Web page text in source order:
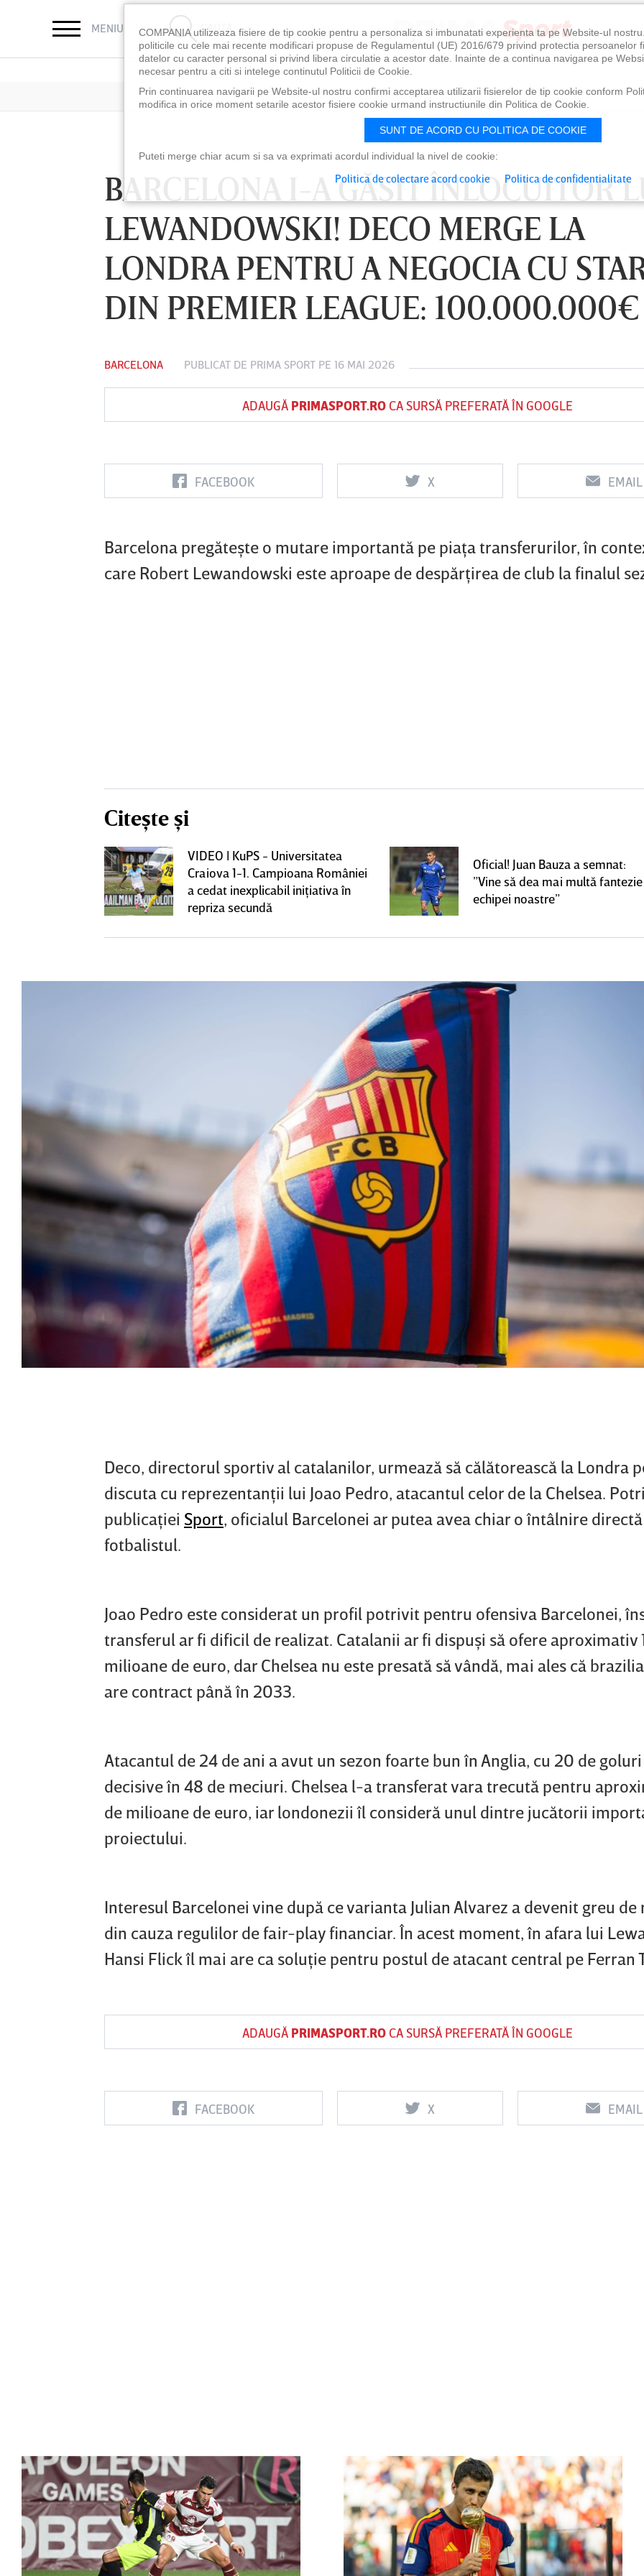
MENIU CAUTĂ
BARCELONA I-A GĂSIT ÎNLOCUITOR
LEWANDOWSKI! DECO MERGE LA
LONDRA PENTRU A NEGOCIA CU
DIN PREMIER LEAGUE: 100.000.000€
BARCELONA PUBLICAT DE PRIMA SPORT PE 16 MAI 2026
ADAUGĂ PRIMASPORT.ROCA SURSĂ PREFERATĂ ÎN GOOGLE
FACEBOOK X EMAIL
Barcelona pregăteşte o mutare importantă pe piaţa transferurilor, în
care Robert Lewandowski este aproape de despărţirea de club la finalul
Citește și
VIDEO | KuPS - Universitatea
Craiova 1-1. Campioana României
a cedat inexplicabil iniţiativa în
repriza secundă
Oficial! Juan Bauza a semnat:
”Vine să dea mai multă fantezie
echipei noastre”
Deco, directorul sportiv al catalanilor, urmează să călătorească la Londra
discuta cu reprezentanţii lui Joao Pedro, atacantul celor de la Chelsea.
publicaţiei Sport, oficialul Barcelonei ar putea avea chiar o întâlnire
fotbalistul.
Joao Pedro este considerat un profil potrivit pentru ofensiva Barcelonei,
transferul ar fi dificil de realizat. Catalanii ar fi dispuşi să ofere aproximativ
milioane de euro, dar Chelsea nu este presată să vândă, mai ales că
are contract până în 2033.
Atacantul de 24 de ani a avut un sezon foarte bun în Anglia, cu 20 de
decisive în 48 de meciuri. Chelsea l-a transferat vara trecută pentru
de milioane de euro, iar londonezii îl consideră unul dintre jucătorii
proiectului.
Interesul Barcelonei vine după ce varianta Julian Alvarez a devenit greu de
din cauza regulilor de fair-play financiar. În acest moment, în afara lui
Hansi Flick îl mai are ca soluţie pentru postul de atacant central pe Ferran
ADAUGĂ PRIMASPORT.ROCA SURSĂ PREFERATĂ ÎN GOOGLE
FACEBOOK X EMAIL
LUNI 10 AUG, 18:30
FC Botoşani
Vs
Corvinul
LUNI 10 AUG, 21:30
Sepsi OSK Sf
Vs
FCSB
VINERI 07 AUG, 21:00
UTA Arad
Vs
Rapid
COMPANIA utilizeaza fisiere de tip cookie pentru a personaliza si imbunatati experienta ta pe Website-ul
politicile cu cele mai recente modificari propuse de Regulamentul (UE) 2016/679 privind protectia persoanelor
datelor cu caracter personal si privind libera circulatie a acestor date. Inainte de a continua navigarea pe
necesar pentru a citi si intelege continutul Politicii de Cookie.
Prin continuarea navigarii pe Website-ul nostru confirmi acceptarea utilizarii fisierelor de tip cookie conform
modifica in orice moment setarile acestor fisiere cookie urmand instructiunile din Politica de Cookie.
SUNT DE ACORD CU POLITICA DE COOKIE
Puteti merge chiar acum si sa va exprimati acordul individual la nivel de cookie:
Politica de colectare acord cookie Politica de confidentialitate